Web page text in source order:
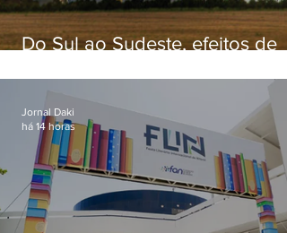
Do Sul ao Sudeste, efeitos de
apreensão na população
Jornal Daki
há 14 horas